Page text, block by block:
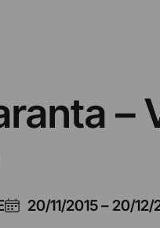
–
20/11/2015– 20/12/